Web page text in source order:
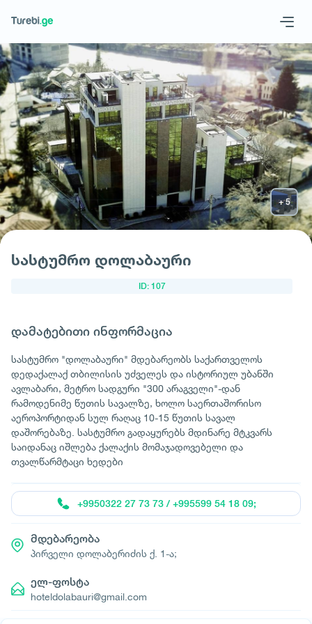
Geo Eng
მოითხოვე სასტუმრო
სასტუმრო დოლაბაური
ID: 107
დამატებითი ინფორმაცია
სასტუმრო "დოლაბაური" მდებარეობს საქართველოს
დედაქალაქ თბილისის უძველეს და ისტორიულ უბანში
ავლაბარი, მეტრო სადგური "300 არაგველი"-დან
რამოდენიმე წუთის სავალზე, ხოლო საერთაშორისო
აეროპორტიდან სულ რაღაც 10-15 წუთის სავალ
დაშორებაზე. სასტუმრო გადაყურებს მდინარე მტკვარს
საიდანაც იშლება ქალაქის მომაჯადოვებელი და
თვალწარმტაცი ხედები
+9950322 27 73 73 / +995599 54 18 09;
მდებარეობა
პირველი დოლაბერიძის ქ. 1-ა;
ელ-ფოსტა
hoteldolabauri@gmail.com